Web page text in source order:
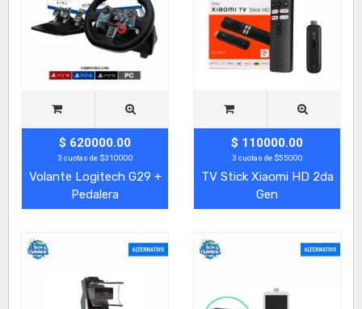
$ 620000.00
3 cuotas de $310000
Volante Logitech G29 +
Pedalera
$ 110000.00
3 cuotas de $55000
TV Stick Xiaomi HD 2da
Gen